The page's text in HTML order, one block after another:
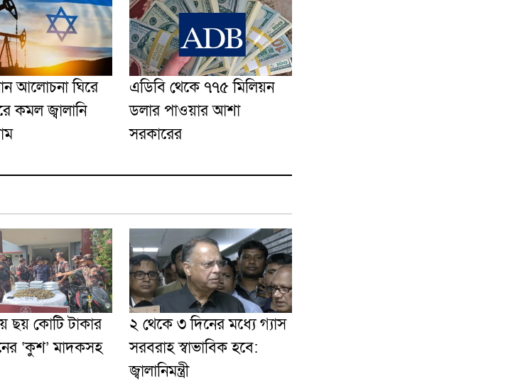
আলোচনা ঘিরে
কমল জ্বালানি
এডিবি থেকে ৭৭৫ মিলিয়ন
ডলার পাওয়ার আশা
সরকারের
ছয় কোটি টাকার
‘কুশ’ মাদকসহ
২ থেকে ৩ দিনের মধ্যে গ্যাস
সরবরাহ স্বাভাবিক হবে:
জ্বালানিমন্ত্রী